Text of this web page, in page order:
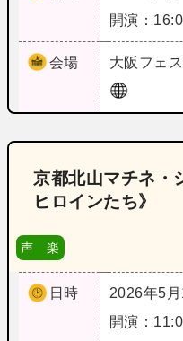
開演：
会場 大阪 フェ
京都北山マチネ・
ヒロインたち》
声 楽
日時
2026年5月
開演：